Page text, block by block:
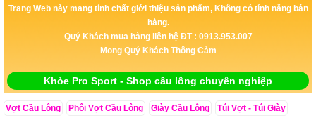
Trang Web này mang tính chất giới thiệu sản phẩm, Không có tính năng bán
hàng.
Quý Khách mua hàng liên hệ ĐT : 0913.953.007
Mong Quý Khách Thông Cảm
Khỏe Pro Sport - Shop cầu lông chuyên nghiệp
Vợt Cầu Lông Phôi Vợt Cầu Lông Giày Cầu Lông
Túi Vợt - Túi Giày